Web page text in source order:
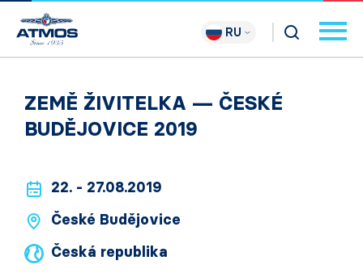
RU
ZEMĚ ŽIVITELKA — ČESKÉ
BUDĚJOVICE 2019
22. - 27.08.2019
České Budějovice
Česká republika